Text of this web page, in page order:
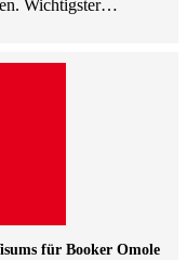
Wichtigster…
für Booker Omole